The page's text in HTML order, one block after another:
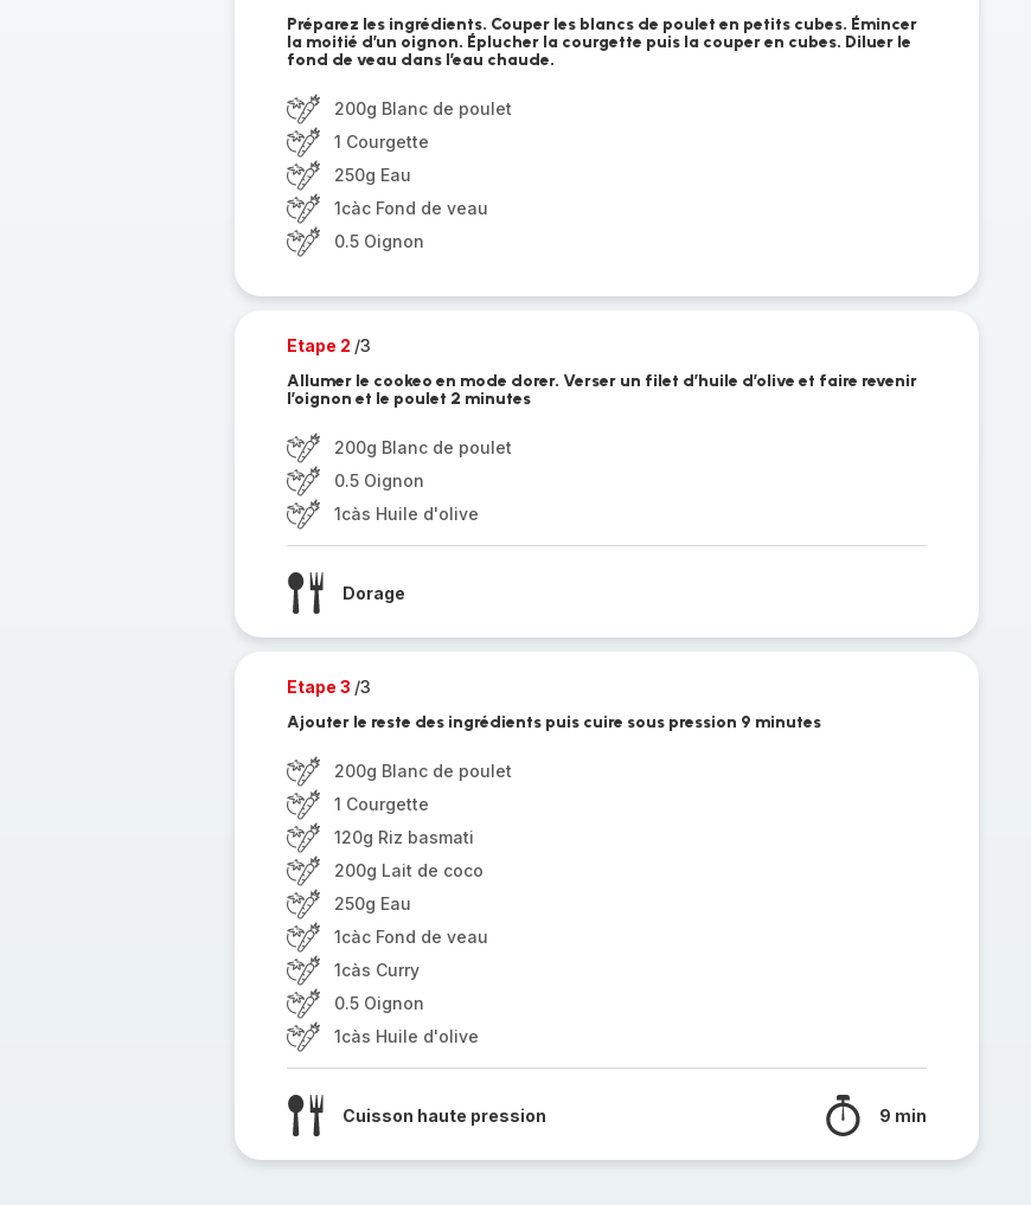
Préparez les ingrédients. Couper les blancs de poulet en petits cubes. Émincer
la moitié d’un oignon. Éplucher la courgette puis la couper en cubes. Diluer le
fond de veau dans l’eau chaude.
200g Blanc de poulet
1 Courgette
250g Eau
1càc Fond de veau
0.5 Oignon
Etape 2 /3
Allumer le cookeo en mode dorer. Verser un filet d’huile d’olive et faire revenir
l’oignon et le poulet 2 minutes
200g Blanc de poulet
0.5 Oignon
1càs Huile d'olive
Dorage
Etape 3 /3
Ajouter le reste des ingrédients puis cuire sous pression 9 minutes
200g Blanc de poulet
1 Courgette
120g Riz basmati
200g Lait de coco
250g Eau
1càc Fond de veau
1càs Curry
0.5 Oignon
1càs Huile d'olive
Cuisson haute pression 9 min